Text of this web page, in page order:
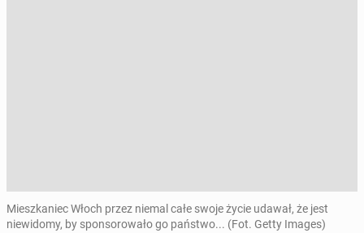
Mieszkaniec Włoch przez niemal całe swoje życie udawał, że jest
niewidomy, by sponsorowało go państwo... (Fot. Getty Images)